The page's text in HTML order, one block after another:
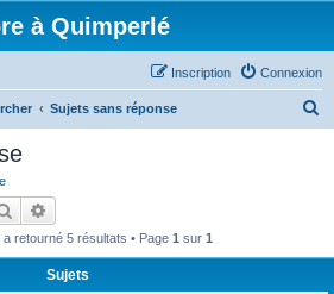
à Quimperlé
Connexion
Inscription
Sujets sans réponse
Rechercher
retourné 5 résultats • Page 1 sur 1
Sujets